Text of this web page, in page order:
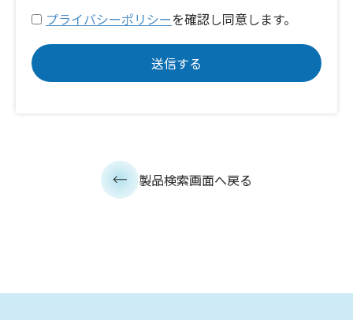
プライバシーポリシーを確認し同意します。
製品検索画面へ戻る